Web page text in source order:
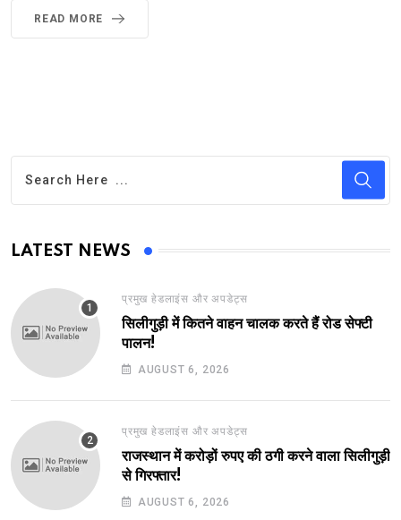
READ MORE
LATEST NEWS
प्रमुख हेडलाइंस और अपडेट्स
सिलीगुड़ी में कितने वाहन चालक करते हैं रोड सेफ्टी
पालन!
AUGUST 6, 2026
प्रमुख हेडलाइंस और अपडेट्स
राजस्थान में करोड़ों रुपए की ठगी करने वाला सिलीगुड़ी
से गिरफ्तार!
AUGUST 6, 2026